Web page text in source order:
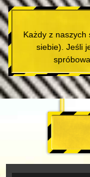
Każdy z
siebie). Jeśli